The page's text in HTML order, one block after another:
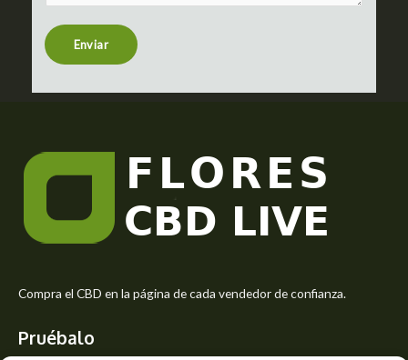
t
r
s
e
Enviar
Compra el CBD en la página de cada vendedor de confianza.
Pruébalo